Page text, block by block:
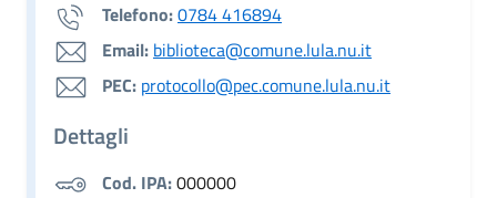
Telefono:0784 416894
Email: biblioteca@comune.lula.nu.it
PEC: protocollo@pec.comune.lula.nu.it
Dettagli
Cod. IPA:000000